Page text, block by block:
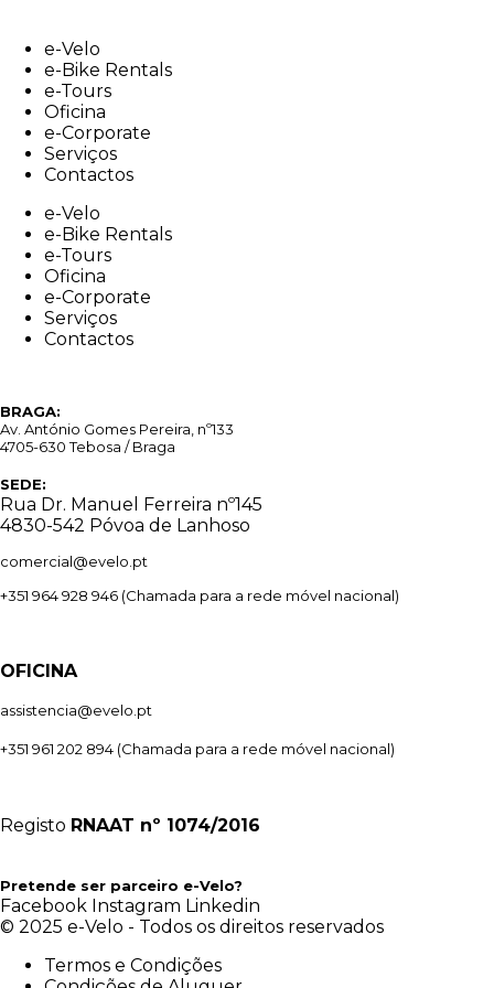
contente-Velo
e-Bike Rentals
e-Tours
Oficina
e-Corporate
Serviços
Contactos
e-Velo
e-Bike Rentals
e-Tours
Oficina
e-Corporate
Serviços
Contactos
BRAGA:
Av. António Gomes Pereira, nº133
4705-630 Tebosa / Braga
SEDE:
Rua Dr. Manuel Ferreira nº145
4830-542 Póvoa de Lanhoso
comercial@evelo.pt
+351 964 928 946 (Chamada para a rede móvel nacional)
OFICINA
assistencia@evelo.pt
+351 961 202 894 (Chamada para a rede móvel nacional)
Registo RNAAT nº 1074/2016
Pretende ser parceiro e-Velo?
Facebook Instagram Linkedin
© 2025 e-Velo - Todos os direitos reservados
Termos e Condições